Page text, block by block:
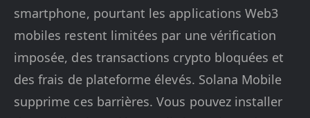
smartphone, pourtant les applications Web3
mobiles restent limitées par une vérification
imposée, des transactions crypto bloquées et
des frais de plateforme élevés. Solana Mobile
supprime ces barrières. Vous pouvez installer